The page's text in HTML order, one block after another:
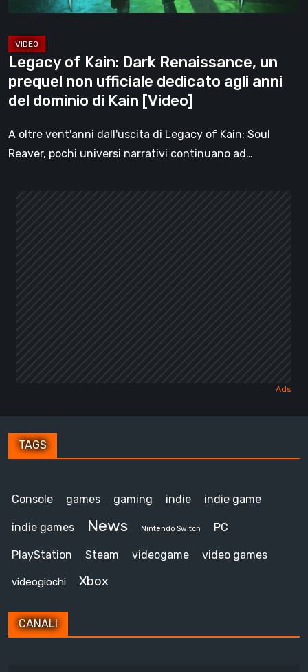
ufficiale
agli
anni
del
dominio
Legacy of Kain: Dark Renaissance, un
prequel non ufficiale dedicato agli anni
del dominio di Kain [Video]
A oltre vent'anni dall'uscita di Legacy of Kain: Soul
Reaver, pochi universi narrativi continuano ad…
TAGS
Console games gaming indie indie game
indie games News Nintendo Switch PC
PlayStation Steam videogame video games
videogiochi Xbox
CANALI